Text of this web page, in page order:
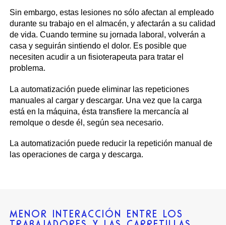
Sin embargo, estas lesiones no sólo afectan al empleado
durante su trabajo en el almacén, y afectarán a su calidad
de vida. Cuando termine su jornada laboral, volverán a
casa y seguirán sintiendo el dolor. Es posible que
necesiten acudir a un fisioterapeuta para tratar el
problema.
La automatización puede eliminar las repeticiones
manuales al cargar y descargar. Una vez que la carga
está en la máquina, ésta transfiere la mercancía al
remolque o desde él, según sea necesario.
La automatización puede reducir la repetición manual de
las operaciones de carga y descarga.
MENOR INTERACCIÓN ENTRE LOS